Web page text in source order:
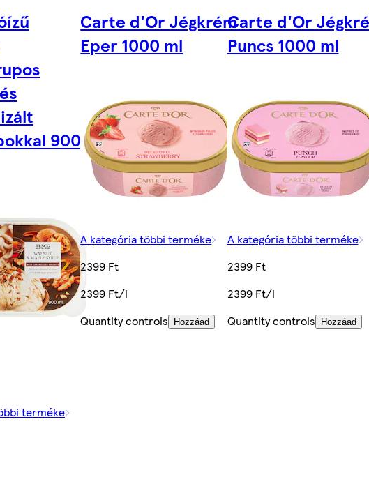
900
terméke
Carte d'Or Jégkrém
Eper 1000 ml
A kategória többi terméke
2399 Ft
2399 Ft/l
Quantity controls
Hozzáad
Carte d'Or
Puncs 1000 ml
A kategória többi terméke
2399 Ft
2399 Ft/l
Quantity controls
Hozzáad